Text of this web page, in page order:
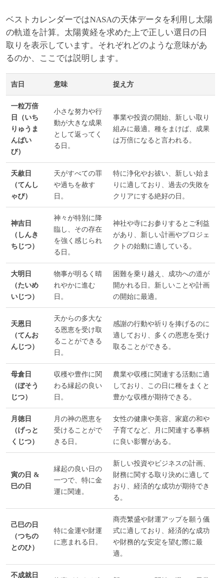
ベストカレンダーではNASAの天体データを利用し太陽
の軌道を計算。太陽黄経を求めた上で正しい選日の日
取りを表示しています。それぞれどのような意味があ
るのか、ここでは説明します。
吉日 意味 捉え方
一粒万倍
日（いち
りゅうま
んばい
び）
小さな努力や行
動が大きな成果
として返ってく
る日。
事業や投資の開始、新しい取り
組みに最適。種をまけば、成果
は万倍になると言われる。
天赦日
（てんし
ゃび）
天がすべての罪
や過ちを赦す
日。
特に浄化やお祓い、新しい始ま
りに適しており、過去の失敗を
クリアにする絶好の日。
神吉日
（しんき
ちじつ）
神々が特別に降
臨し、その存在
を強く感じられ
る日。
神社や寺にお参りするとご利益
があり、新しい計画やプロジェ
クトの始動に適している。
大明日
（たいめ
いじつ）
物事が明るく晴
れやかに進む
日。
困難を乗り越え、成功への道が
開かれる日。新しいことや計画
の開始に最適。
天恩日
（てんお
んじつ）
天からの多大な
る恩恵を受け取
ることができる
日。
感謝の行動や祈りを捧げるのに
適しており、多くの恩恵を受け
取ることができる。
母倉日
（ぼそう
じつ）
収穫や豊作に関
わる縁起の良い
日。
農業や収穫に関連する活動に適
しており、この日に種をまくと
豊かな収穫が期待できる。
月徳日
（げっと
くじつ）
月の神の恩恵を
受けることがで
きる日。
女性の健康や美容、家庭の和や
子育てなど、月に関連する事柄
に良い影響がある。
寅の日 &
巳の日
縁起の良い日の
一つで、特に金
運に関連。
新しい投資やビジネスの計画、
財務に関する取り決めに適して
おり、経済的な成功が期待でき
る。
己巳の日
（つちの
とのひ）
特に金運や財運
に恵まれる日。
商売繁盛や財運アップを願う儀
式に適しており、経済的な成功
や財務的な安定を望む際に最
適。
不成就日